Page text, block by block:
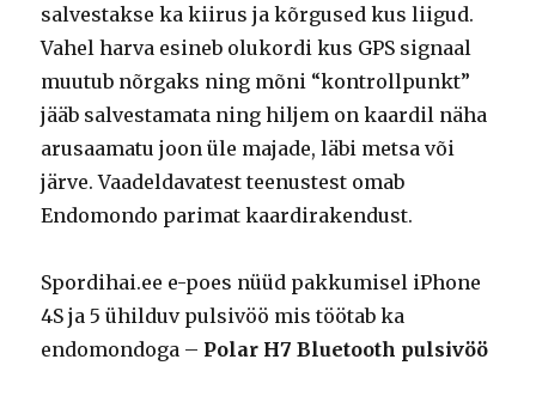
salvestakse ka kiirus ja kõrgused kus liigud.
Vahel harva esineb olukordi kus GPS signaal
muutub nõrgaks ning mõni “kontrollpunkt”
jääb salvestamata ning hiljem on kaardil näha
arusaamatu joon üle majade, läbi metsa või
järve. Vaadeldavatest teenustest omab
Endomondo parimat kaardirakendust.
Spordihai.ee e-poes nüüd pakkumisel iPhone
4S ja 5 ühilduv pulsivöö mis töötab ka
endomondoga – Polar H7 Bluetooth pulsivöö